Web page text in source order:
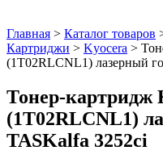
Главная > Каталог товаров
Картриджи > Kyocera >
(1T02RLCNL1) лазерный
Тонер-картридж
(1T02RLCNL1)
TASKalfa 3252ci